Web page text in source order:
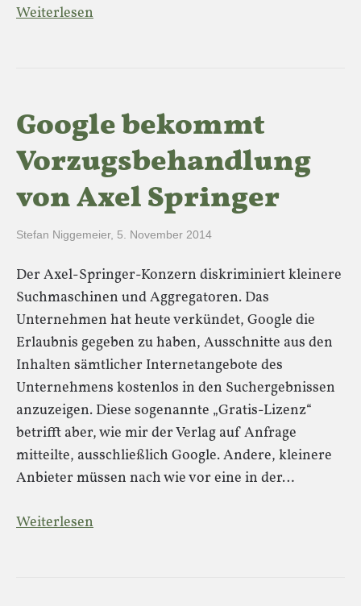
Weiterlesen
Google bekommt
Vorzugsbehandlung
von Axel Springer
Stefan Niggemeier, 5. November 2014
Der Axel-Springer-Konzern diskriminiert kleinere
Suchmaschinen und Aggregatoren. Das
Unternehmen hat heute verkündet, Google die
Erlaubnis gegeben zu haben, Ausschnitte aus den
Inhalten sämtlicher Internetangebote des
Unternehmens kostenlos in den Suchergebnissen
anzuzeigen. Diese sogenannte „Gratis-Lizenz“
betrifft aber, wie mir der Verlag auf Anfrage
mitteilte, ausschließlich Google. Andere, kleinere
Anbieter müssen nach wie vor eine in der…
Weiterlesen